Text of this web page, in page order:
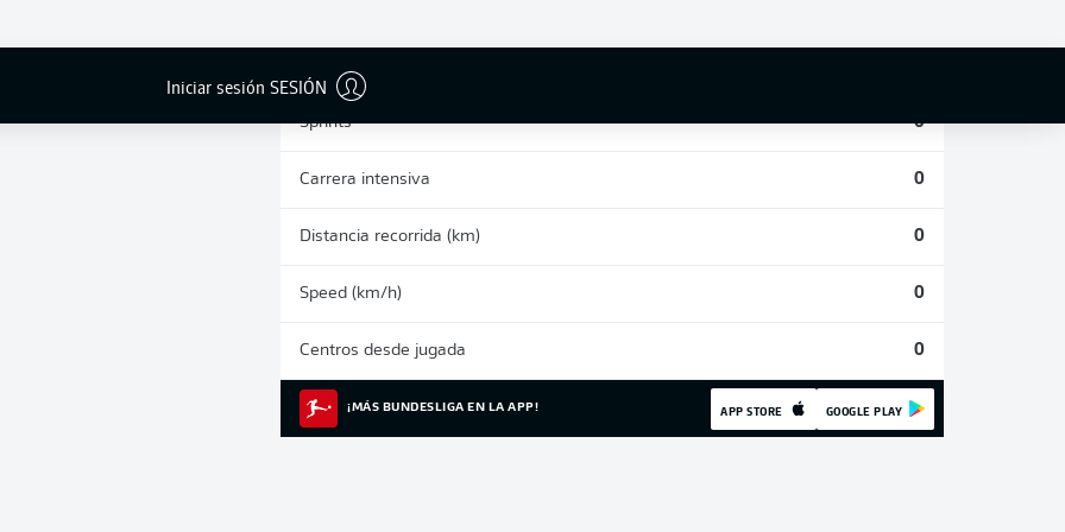
Iniciar sesión SESIÓN
Sprints 0
Carrera intensiva 0
Distancia recorrida (km) 0
Speed (km/h) 0
Centros desde jugada 0
¡MÁS BUNDESLIGA EN LA APP! APP STORE GOOGLE PLAY